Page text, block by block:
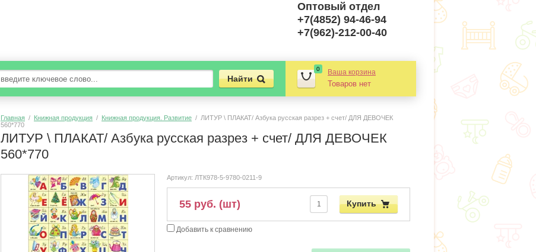
Оптовый отдел
+7(4852) 94-46-94
+7(962)-212-00-40
0 Ваша корзина
Товаров нет
Главная / Книжная продукция / Книжная продукция. Развитие / ЛИТУР \ ПЛАКАТ/ Азбука русская разрез + счет/ ДЛЯ ДЕВОЧЕК
560*770
ЛИТУР \ ПЛАКАТ/ Азбука русская разрез + счет/ ДЛЯ ДЕВОЧЕК
560*770
Артикул: ЛТК978-5-9780-0211-9
55 руб. (шт) Купить
Добавить к сравнению